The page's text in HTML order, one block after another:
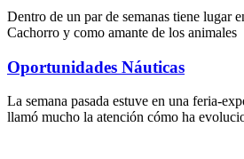
Dentro de un par de semanas tiene lugar
Cachorro y como amante de los animales
Oportunidades Náuticas
La semana pasada estuve en una feria-
llamó mucho la atención cómo ha